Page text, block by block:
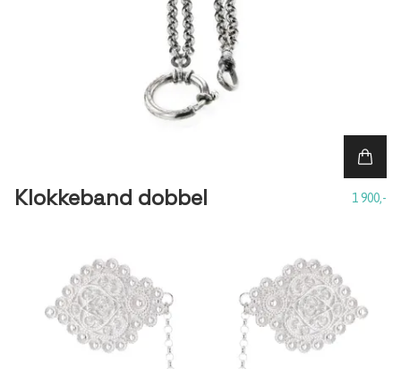
Klokkeband dobbel 1 900,-